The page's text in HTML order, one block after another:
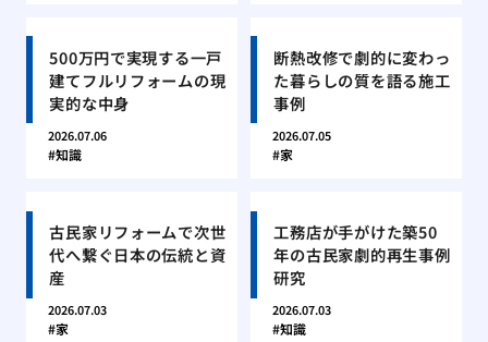
500万円で実現する一戸
建てフルリフォームの現
実的な中身
2026.07.06
知識
断熱改修で劇的に変わっ
た暮らしの質を語る施工
事例
2026.07.05
家
古民家リフォームで次世
代へ繋ぐ日本の伝統と資
産
2026.07.03
家
工務店が手がけた築50
年の古民家劇的再生事例
研究
2026.07.03
知識